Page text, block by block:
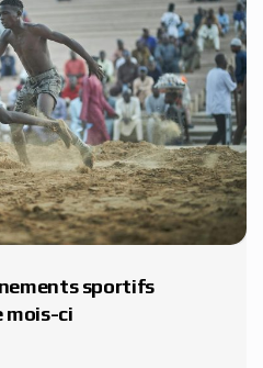
sportifs
mois-ci